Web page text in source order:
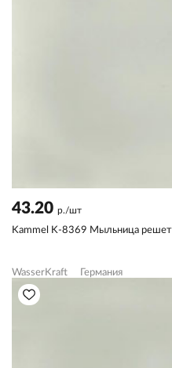
43.20 р./шт
Kammel K-8369 Мыльница
WasserKraft Германия